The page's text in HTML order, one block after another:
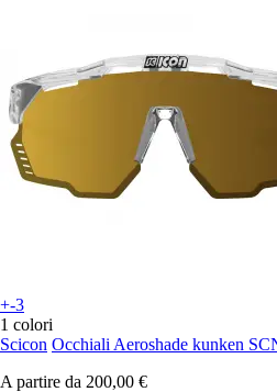
+-3
1 colori
Scicon Occhiali Aeroshade kunken
A partire da 200,00 €